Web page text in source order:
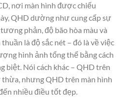
nơi màn hình được chiếu
QHD dường như cung cấp sự
phản, độ bão hòa màu và
là độ sắc nét – đó là về việc
hình ảnh tổng thể bằng cách
biệt. Nói cách khác – QHD trên
thừa, nhưng QHD trên màn hình
nhiều điều tốt đẹp.